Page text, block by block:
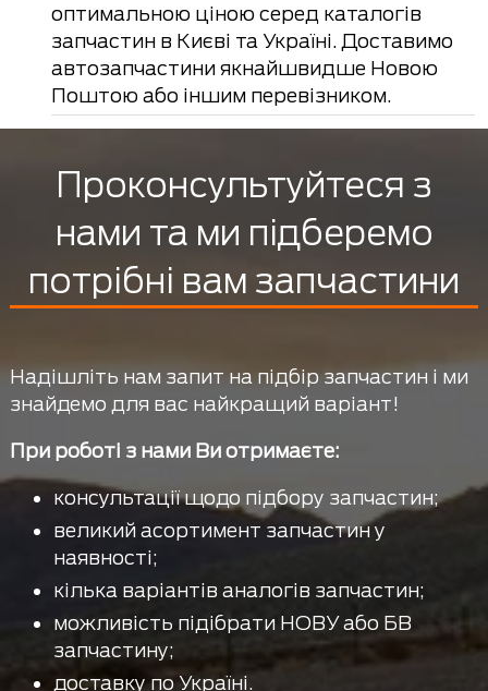
оптимальною ціною серед каталогів
запчастин в Києві та Україні. Доставимо
автозапчастини якнайшвидше Новою
Поштою або іншим перевізником.
Проконсультуйтеся з
нами та ми підберемо
потрібні вам запчастини
Надішліть нам запит на підбір запчастин і ми
знайдемо для вас найкращий варіант!
При роботі з нами Ви отримаєте:
консультації щодо підбору запчастин;
великий асортимент запчастин у
наявності;
кілька варіантів аналогів запчастин;
можливість підібрати НОВУ або БВ
запчастину;
доставку по Україні.